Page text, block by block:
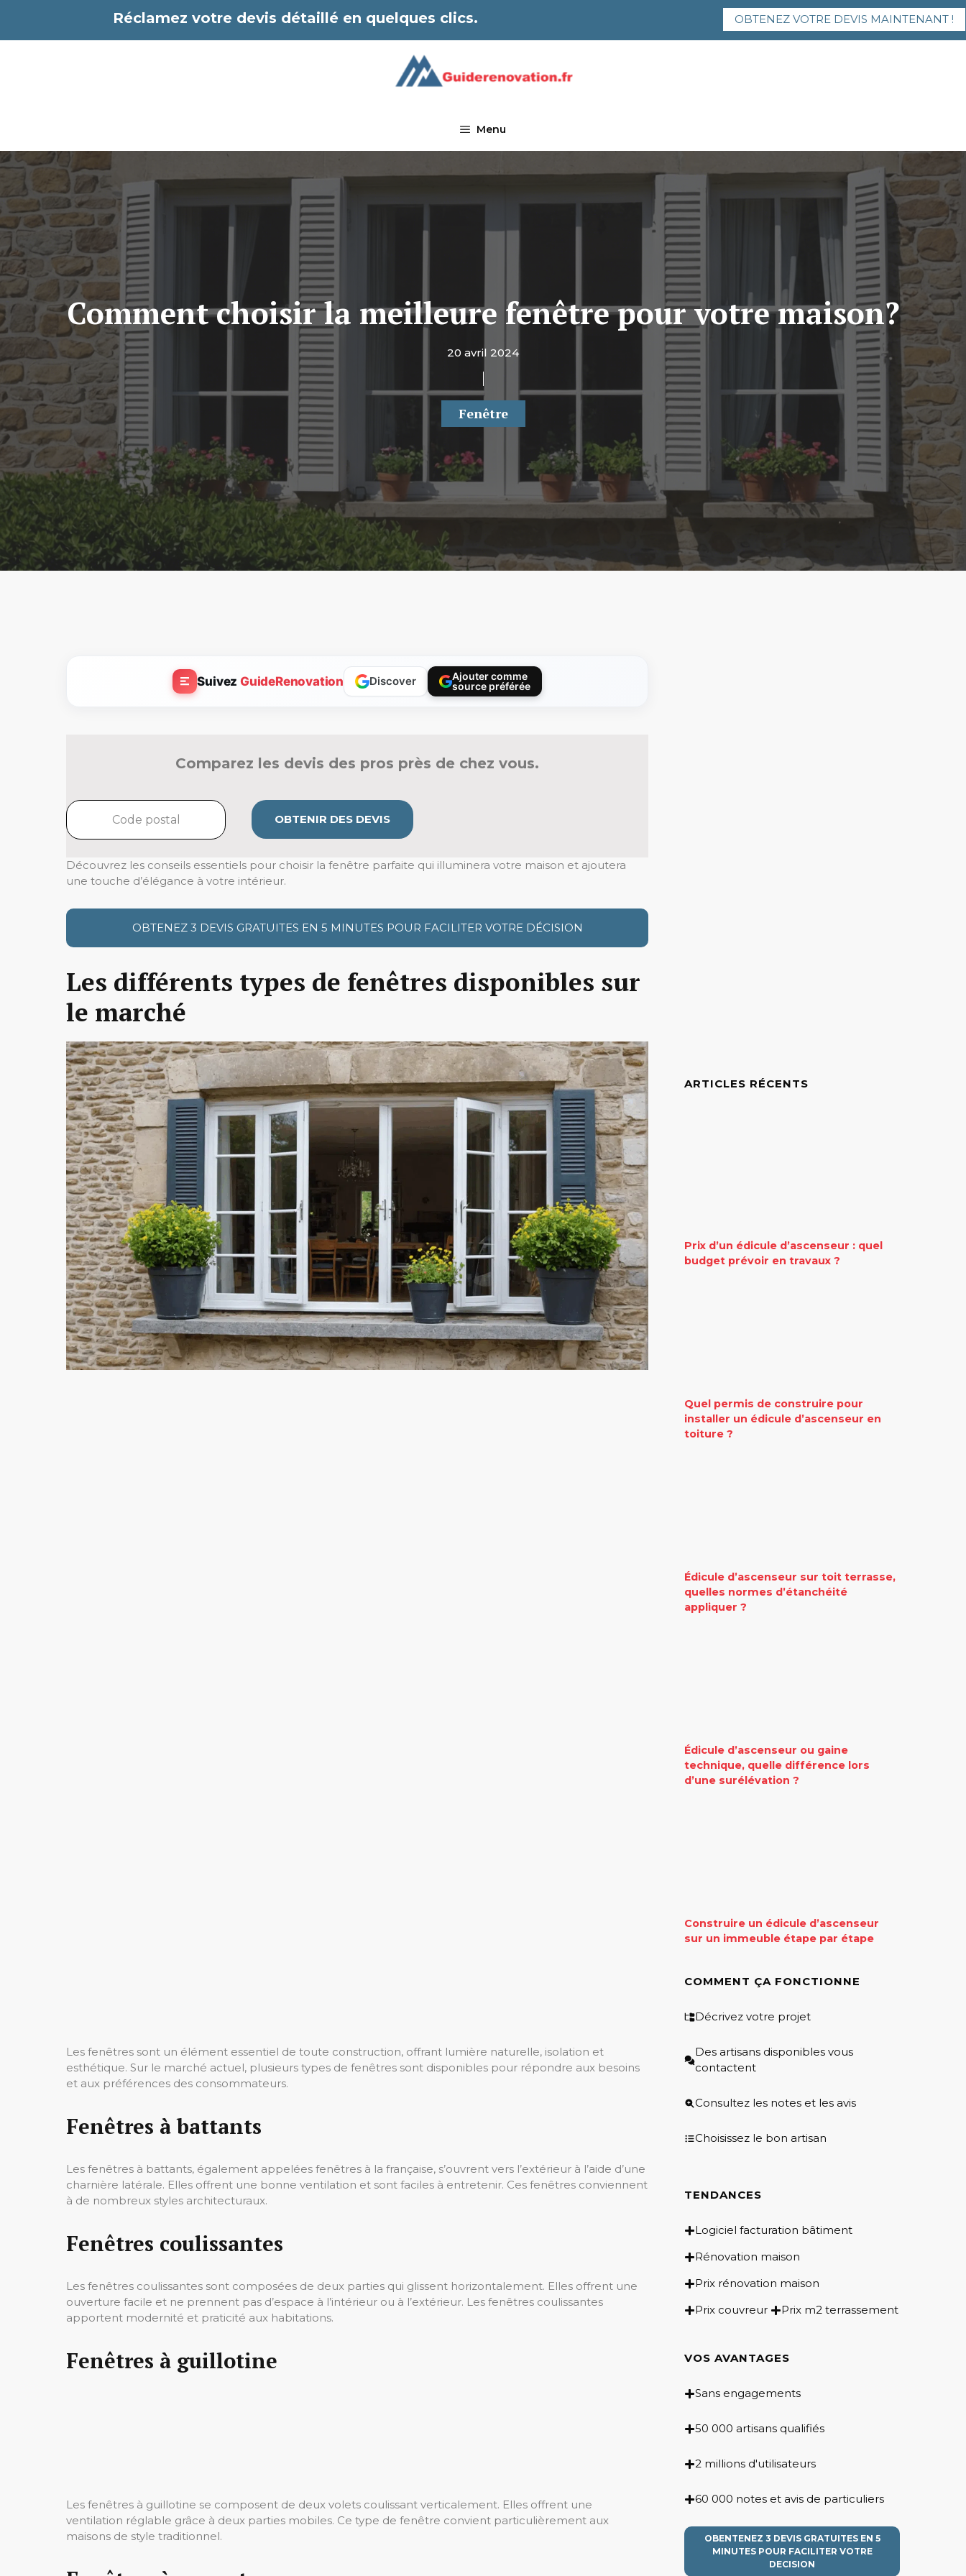
contenu
Réclamez votre devis détaillé en quelques clics. OBTENEZ VOTRE DEVIS MAINTENANT !
Menu
Comment choisir la meilleure fenêtre pour votre maison?
20 avril 2024
Fenêtre
SuivezGuideRenovation Discover
Ajouter comme
source préférée
Comparez les devis des pros près de chez vous.
OBTENIR DES DEVIS
Découvrez les conseils essentiels pour choisir la fenêtre parfaite qui illuminera votre maison et ajoutera
une touche d’élégance à votre intérieur.
OBTENEZ 3 DEVIS GRATUITES EN 5 MINUTES POUR FACILITER VOTRE DÉCISION
Les différents types de fenêtres disponibles sur
le marché
Les fenêtres sont un élément essentiel de toute construction, offrant lumière naturelle, isolation et
esthétique. Sur le marché actuel, plusieurs types de fenêtres sont disponibles pour répondre aux besoins
et aux préférences des consommateurs.
Fenêtres à battants
Les fenêtres à battants, également appelées fenêtres à la française, s’ouvrent vers l’extérieur à l’aide d’une
charnière latérale. Elles offrent une bonne ventilation et sont faciles à entretenir. Ces fenêtres conviennent
à de nombreux styles architecturaux.
Fenêtres coulissantes
Les fenêtres coulissantes sont composées de deux parties qui glissent horizontalement. Elles offrent une
ouverture facile et ne prennent pas d’espace à l’intérieur ou à l’extérieur. Les fenêtres coulissantes
apportent modernité et praticité aux habitations.
Fenêtres à guillotine
Les fenêtres à guillotine se composent de deux volets coulissant verticalement. Elles offrent une
ventilation réglable grâce à deux parties mobiles. Ce type de fenêtre convient particulièrement aux
maisons de style traditionnel.
ARTICLES RÉCENTS
Prix d’un édicule d’ascenseur : quel
budget prévoir en travaux ?
Quel permis de construire pour
installer un édicule d’ascenseur en
toiture ?
Édicule d’ascenseur sur toit terrasse,
quelles normes d’étanchéité
appliquer ?
Édicule d’ascenseur ou gaine
technique, quelle différence lors
d’une surélévation ?
Construire un édicule d’ascenseur
sur un immeuble étape par étape
COMMENT ÇA FONCTIONNE
Décrivez votre projet
Des artisans disponibles vous
contactent
Consultez les notes et les avis
Choisissez le bon artisan
TENDANCES
Logiciel facturation bâtiment
Rénovation maison
Prix rénovation maison
Prix couvreur
Prix m2 terrassement
VOS AVANTAGES
Sans engagements
50 000 artisans qualifiés
2 millions d'utilisateurs
60 000 notes et avis de particuliers
OBENTENEZ 3 DEVIS GRATUITES EN 5
MINUTES POUR FACILITER VOTRE
DECISION